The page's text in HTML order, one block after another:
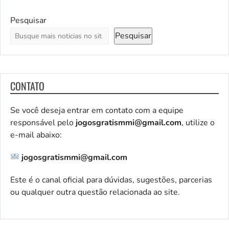
Pesquisar
Pesquisar
CONTATO
Se você deseja entrar em contato com a equipe
responsável pelo jogosgratismmi@gmail.com, utilize o
e-mail abaixo:
jogosgratismmi@gmail.com
Este é o canal oficial para dúvidas, sugestões, parcerias
ou qualquer outra questão relacionada ao site.